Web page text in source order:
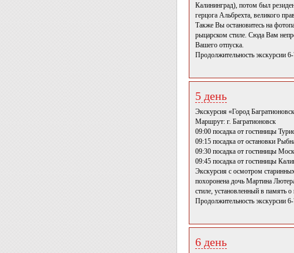
Калининград), потом был
герцога Альбрехта, великого
Также Вы остановитесь на
рыцарском стиле. Сюда Вам
Вашего отпуска.
Продолжительность экскурсии
5 день
Экскурсия «Город
Маршрут: г. Багратионовск
09:00 посадка от гостиницы
09:15 посадка от остановки
09:30 посадка от гостиницы
09:45 посадка от гостиницы
Экскурсия с осмотром
похоронена дочь Мартина
стиле, установленный в память
Продолжительность экскурсии
6 день